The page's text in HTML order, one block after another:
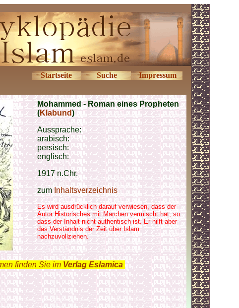
Startseite Suche Impressum
Mohammed - Roman eines Propheten
(Klabund)
Aussprache:
arabisch:
persisch:
englisch:
1917 n.Chr.
zumInhaltsverzeichnis
Es wird ausdrücklich darauf verwiesen, dass der
Autor Historisches mit Märchen vermischt hat, so
dass der Inhalt nicht authentisch ist. Er hilft aber
das Verständnis der Zeit über Islam
nachzuvollziehen.
finden Sie im Verlag Eslamica